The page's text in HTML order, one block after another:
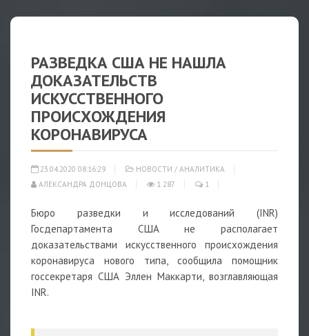
РАЗВЕДКА США НЕ НАШЛА
ДОКАЗАТЕЛЬСТВ
ИСКУССТВЕННОГО
ПРОИСХОЖДЕНИЯ
КОРОНАВИРУСА
23.04.2020 08:16:29 НОВОСТИ / АНАЛИТИКА
АЛЕКСАНДРА ДОНЦОВА
1 287 1
Бюро разведки и исследований (INR)
Госдепартамента США не располагает
доказательствами искусственного происхождения
коронавируса нового типа, сообщила помощник
госсекретаря США Эллен Маккарти, возглавляющая
INR.